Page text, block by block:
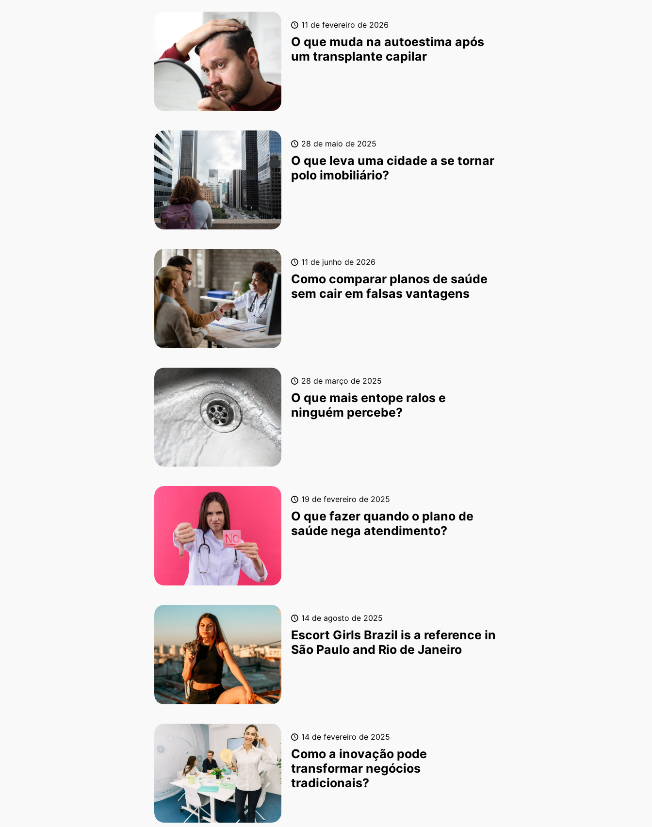
11 de fevereiro de 2026
O que muda na autoestima após
um transplante capilar
28 de maio de 2025
O que leva uma cidade a se tornar
polo imobiliário?
11 de junho de 2026
Como comparar planos de saúde
sem cair em falsas vantagens
28 de março de 2025
O que mais entope ralos e
ninguém percebe?
19 de fevereiro de 2025
O que fazer quando o plano de
saúde nega atendimento?
14 de agosto de 2025
Escort Girls Brazil is a reference in
São Paulo and Rio de Janeiro
14 de fevereiro de 2025
Como a inovação pode
transformar negócios
tradicionais?